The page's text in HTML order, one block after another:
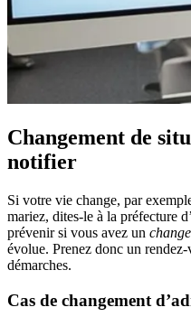
Changement de
notifier
Si votre vie change, par
mariez, dites-le à la préfecture
prévenir si vous avez un
évolue. Prenez donc un
démarches.
Cas de changement